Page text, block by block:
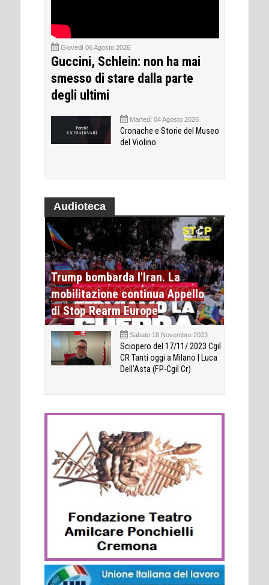
Giovedì 06 Agosto 2026
Guccini, Schlein: non ha mai
smesso di stare dalla parte
degli ultimi
Martedì 04 Agosto 2026
Cronache e Storie del Museo
del Violino
Audioteca
Trump bombarda l'Iran. La
mobilitazione continua Appello
di Stop Rearm Europe
Sabato 18 Novembre 2023
Sciopero del 17/11/ 2023 Cgil
CR Tanti oggi a Milano | Luca
Dell’Asta (FP-Cgil Cr)